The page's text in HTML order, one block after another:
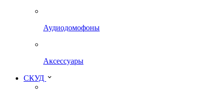
Аудиодомофоны
Аксессуары
СКУД